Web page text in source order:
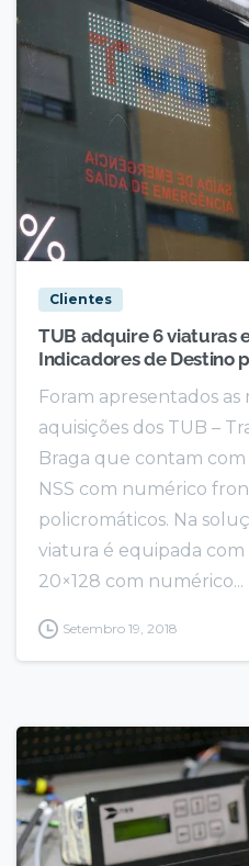
Clientes
TUB adquire 6 viaturas
Indicadores de Destino
Foram apresentados as
aquisições dos TUB –
Braga que contam
NSS com numérico
policromáticos. Na
viatura é equipada
20×128 com numérico...
Setembro 19, 2018